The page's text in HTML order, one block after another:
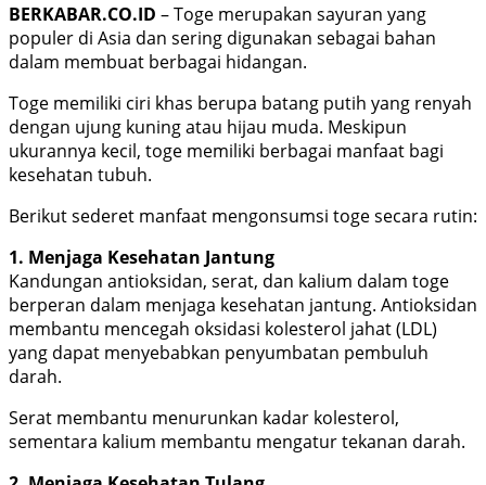
BERKABAR.CO.ID – Toge merupakan sayuran yang
populer di Asia dan sering digunakan sebagai bahan
dalam membuat berbagai hidangan.
Toge memiliki ciri khas berupa batang putih yang renyah
dengan ujung kuning atau hijau muda. Meskipun
ukurannya kecil, toge memiliki berbagai manfaat bagi
kesehatan tubuh.
Berikut sederet manfaat mengonsumsi toge secara rutin:
1. Menjaga Kesehatan Jantung
Kandungan antioksidan, serat, dan kalium dalam toge
berperan dalam menjaga kesehatan jantung. Antioksidan
membantu mencegah oksidasi kolesterol jahat (LDL)
yang dapat menyebabkan penyumbatan pembuluh
darah.
Serat membantu menurunkan kadar kolesterol,
sementara kalium membantu mengatur tekanan darah.